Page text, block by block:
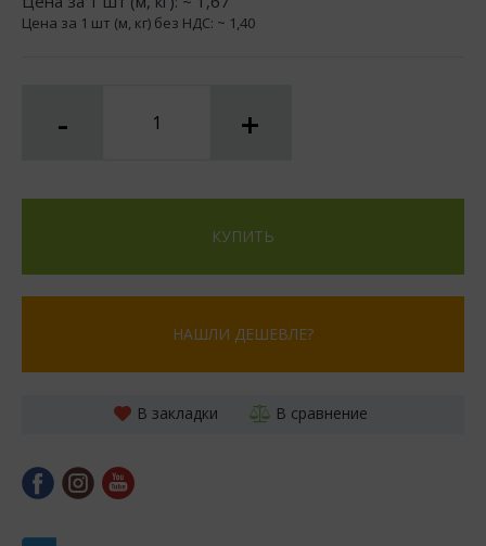
Цена за 1 шт (м, кг) без НДС: ~ 1,40
- +
КУПИТЬ
НАШЛИ ДЕШЕВЛЕ?
В закладки В сравнение